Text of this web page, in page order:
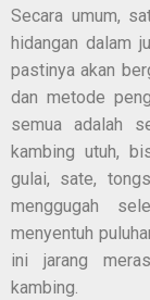
Secara umum,
hidangan dalam
pastinya akan
dan metode
semua adalah
kambing utuh,
gulai, sate,
menggugah
menyentuh
ini jarang
kambing.